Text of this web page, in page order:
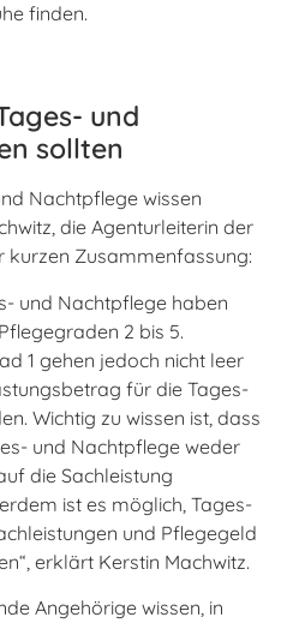
finden.
und
sollten
Nachtpflege wissen
die Agenturleiterin der
kurzen Zusammenfassung:
und Nachtpflege haben
2 bis 5.
1 gehen jedoch nicht leer
für die Tages-
Wichtig zu wissen ist, dass
und Nachtpflege weder
die Sachleistung
ist es möglich, Tages-
und Pflegegeld
erklärt Kerstin Machwitz.
Angehörige wissen, in